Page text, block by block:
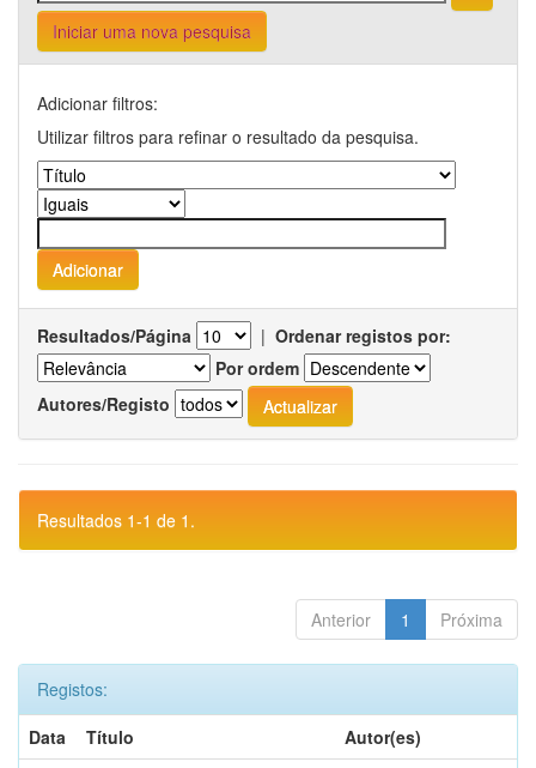
Iniciar uma nova pesquisa
Adicionar filtros:
Utilizar filtros para refinar o resultado da pesquisa.
Resultados/Página | Ordenar registos por:
Por ordem
Autores/Registo
Resultados 1-1 de 1.
Anterior 1 Próxima
Registos:
Data
Título
Autor(es)